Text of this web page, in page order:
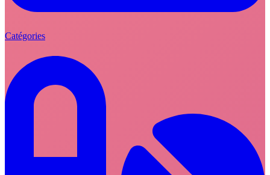
Catégories